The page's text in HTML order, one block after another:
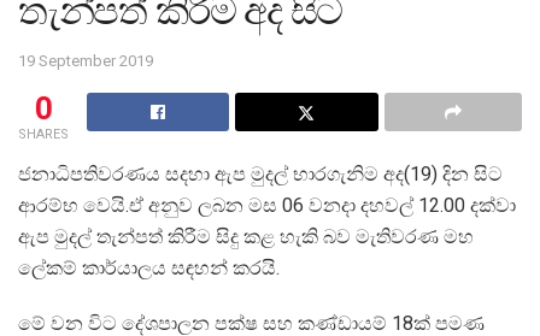
තැන්පත් කිරීම අද සිට
19 September 2019
0
SHARES
ජනාධිපතිවරණය සදහා ඇප මුදල් භාරගැනිම අද(19) දින සිට
ආරම්භ වෙයි.ඒ අනුව ලබන මස 06 වනදා දහවල් 12.00 දක්වා
ඇප මුදල් තැන්පත් කිරීම සිදු කළ හැකි බව මැතිවරණ මහ
ලේකම් කාර්යාලය සඳහන් කරයි.
මේ වන විට දේශපාලන පක්ෂ සහ කණ්ඩායම් 18ක් පමණ